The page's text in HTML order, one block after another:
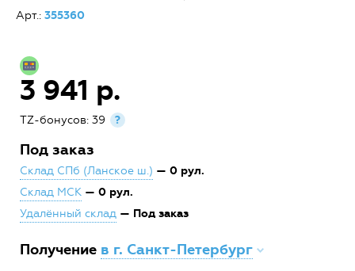
Арт.: 355360
3 941 р.
TZ-бонусов: 39 ?
Под заказ
Склад СПб (Ланское ш.) — 0 рул.
Склад МСК — 0 рул.
Удалённый склад — Под заказ
Получение в г. Санкт-Петербург